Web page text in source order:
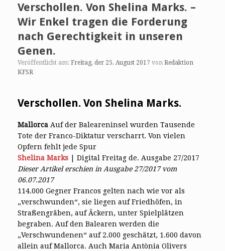
Verschollen. Von Shelina Marks. –
Wir Enkel tragen die Forderung
nach Gerechtigkeit in unseren
Genen.
Veröffentlicht am: Freitag, der 25. August 2017 von Redaktion
KFSR
Verschollen. Von Shelina Marks.
Mallorca Auf der Baleareninsel wurden Tausende
Tote der Franco-Diktatur verscharrt. Von vielen
Opfern fehlt jede Spur
Shelina Marks | Digital Freitag de. Ausgabe 27/2017
Dieser Artikel erschien in Ausgabe 27/2017 vom
06.07.2017
114.000 Gegner Francos gelten nach wie vor als
„verschwunden“, sie liegen auf Friedhöfen, in
Straßengräben, auf Äckern, unter Spielplätzen
begraben. Auf den Balearen werden die
„Verschwundenen“ auf 2.000 geschätzt, 1.600 davon
allein auf Mallorca. Auch Maria Antònia Olivers